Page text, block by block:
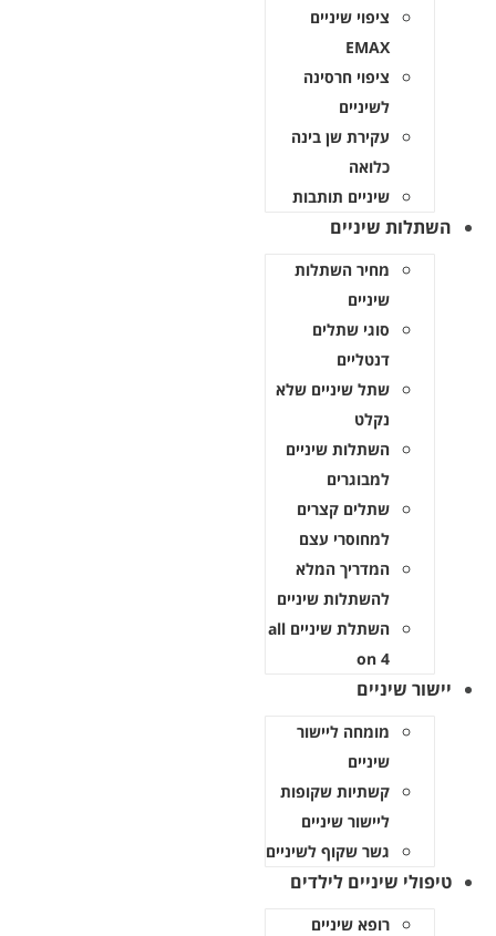
ציפוי שיניים
EMAX
ציפוי חרסינה
לשיניים
עקירת שן בינה
כלואה
שיניים תותבות
השתלות שיניים
מחיר השתלות
שיניים
סוגי שתלים
דנטליים
שתל שיניים שלא
השתלות שיניים
למבוגרים
שתלים קצרים
למחוסרי עצם
המדריך המלא
להשתלות שיניים
השתלת שיניים all
יישור שיניים
מומחה ליישור
שיניים
קשתיות שקופות
ליישור שיניים
גשר שקוף לשיניים
טיפולי שיניים לילדים
רופא שיניים